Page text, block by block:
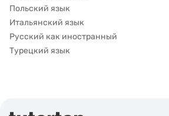
Польский язык
Итальянский язык
Русский как иностранный
Турецкий язык